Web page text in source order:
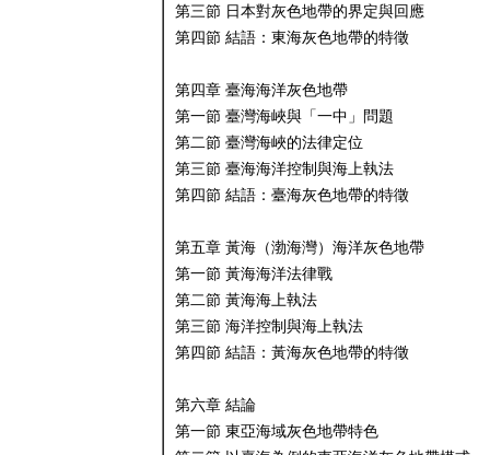
第三節 日本對灰色地帶的界定與回應
第四節 結語：東海灰色地帶的特徵
第四章 臺海海洋灰色地帶
第一節 臺灣海峽與「一中」問題
第二節 臺灣海峽的法律定位
第三節 臺海海洋控制與海上執法
第四節 結語：臺海灰色地帶的特徵
第五章 黃海（渤海灣）海洋灰色地帶
第一節 黃海海洋法律戰
第二節 黃海海上執法
第三節 海洋控制與海上執法
第四節 結語：黃海灰色地帶的特徵
第六章 結論
第一節 東亞海域灰色地帶特色